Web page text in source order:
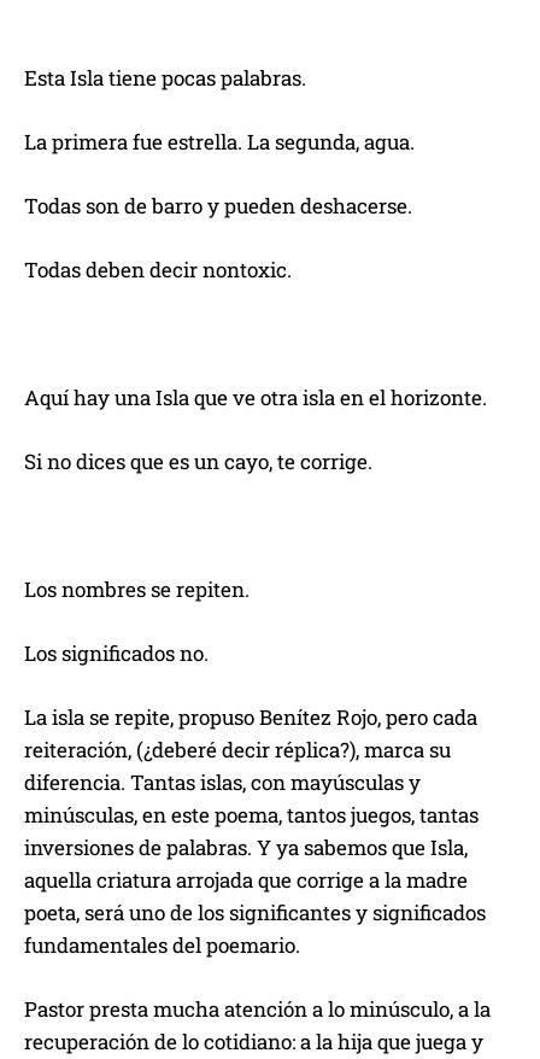
Esta Isla tiene pocas palabras.
La primera fue estrella. La segunda, agua.
Todas son de barro y pueden deshacerse.
Todas deben decir nontoxic.
Aquí hay una Isla que ve otra isla en el horizonte.
Si no dices que es un cayo, te corrige.
Los nombres se repiten.
Los significados no.
La isla se repite, propuso Benítez Rojo, pero cada
reiteración, (¿deberé decir réplica?), marca su
diferencia. Tantas islas, con mayúsculas y
minúsculas, en este poema, tantos juegos, tantas
inversiones de palabras. Y ya sabemos que Isla,
aquella criatura arrojada que corrige a la madre
poeta, será uno de los significantes y significados
fundamentales del poemario.
Pastor presta mucha atención a lo minúsculo, a la
recuperación de lo cotidiano: a la hija que juega y